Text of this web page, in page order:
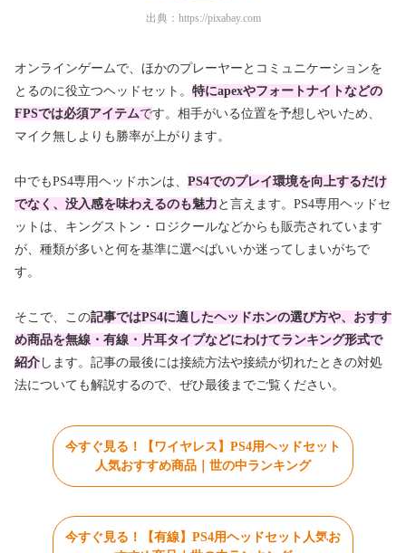
出典： https://pixabay.com
オンラインゲームで、ほかのプレーヤーとコミュニケーションを
とるのに役立つヘッドセット。 特にapexやフォートナイトなどの
FPSでは必須アイテムです。相手がいる位置を予想しやいため、
マイク無しよりも勝率が上がります。
中でもPS4専用ヘッドホンは、 PS4でのプレイ環境を向上するだけ
でなく、没入感を味わえるのも魅力 と言えます。PS4専用ヘッドセ
ットは、キングストン・ロジクールなどからも販売されています
が、種類が多いと何を基準に選べばいいか迷ってしまいがちで
す。
そこで、この記事ではPS4に適したヘッドホンの選び方や、おすす
め商品を無線・有線・片耳タイプなどにわけてランキング形式で
紹介 します。記事の最後には接続方法や接続が切れたときの対処
法についても解説するので、ぜひ最後までご覧ください。
今すぐ見る！【ワイヤレス】PS4用ヘッドセット
人気おすすめ商品｜世の中ランキング
今すぐ見る！【有線】PS4用ヘッドセット人気お